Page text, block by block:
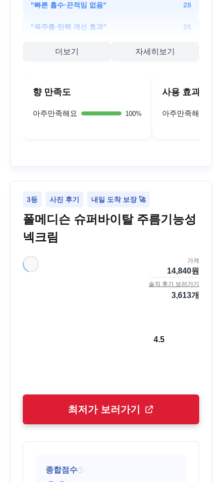
"빠른 흡수·끈적임 없음" 28
"목주름·탄력 개선 효과" 26
더보기 자세히보기
향 만족도
아주만족해요 100%
사용 효과
아주만족해요
3등 사진 후기 내일 도착 보장 🚀
폴메디슨 슈퍼바이탈 주름기능성
넥크림
가격
14,840원
솔직 후기 보러가기
3,613개
4.5
최저가 보러가기
종합점수 i